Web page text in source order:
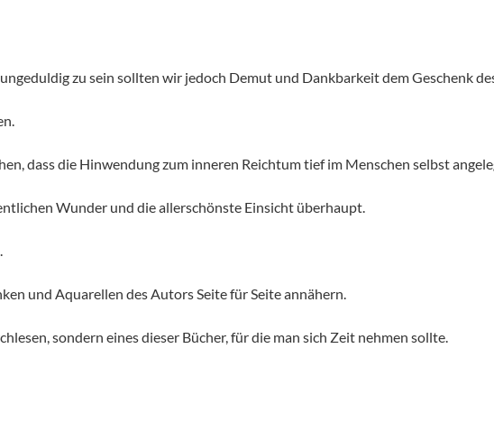
zu sein sollten wir jedoch Demut und Dankbarkeit dem Geschenk
dass die Hinwendung zum inneren Reichtum tief im Menschen selbst
Wunder und die allerschönste Einsicht überhaupt.
und Aquarellen des Autors Seite für Seite annähern.
sondern eines dieser Bücher, für die man sich Zeit nehmen sollte.